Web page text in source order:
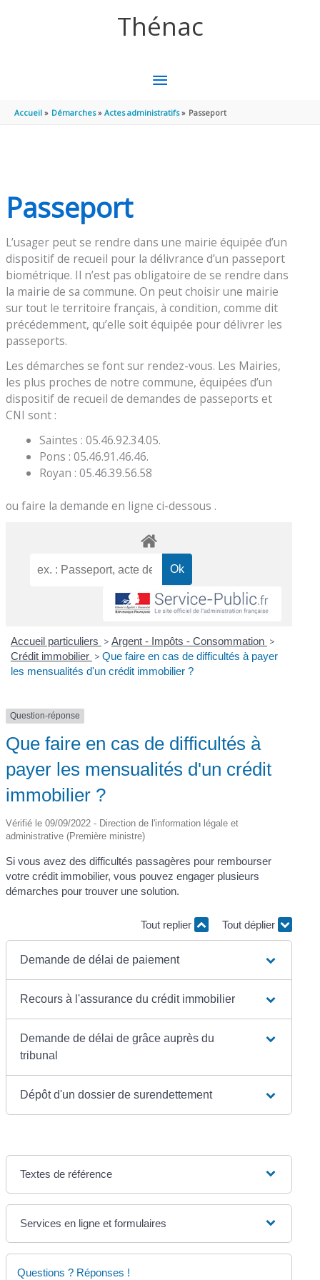
Thénac
MENU
PRINCIPAL
Accueil Démarches Actes administratifs Passeport
Passeport
L’usager peut se rendre dans une mairie équipée d’un
dispositif de recueil pour la délivrance d’un passeport
biométrique. Il n’est pas obligatoire de se rendre dans
la mairie de sa commune. On peut choisir une mairie
sur tout le territoire français, à condition, comme dit
précédemment, qu’elle soit équipée pour délivrer les
passeports.
Les démarches se font sur rendez-vous. Les Mairies,
les plus proches de notre commune, équipées d’un
dispositif de recueil de demandes de passeports et
CNI sont :
Saintes : 05.46.92.34.05.
Pons : 05.46.91.46.46.
Royan : 05.46.39.56.58
ou faire la demande en ligne ci-dessous .
Accueil particuliers > Argent - Impôts - Consommation >
Crédit immobilier > Que faire en cas de difficultés à payer
les mensualités d'un crédit immobilier ?
Question-réponse
Que faire en cas de difficultés à
payer les mensualités d'un crédit
immobilier ?
Vérifié le 09/09/2022 - Direction de l'information légale et
administrative (Première ministre)
Si vous avez des difficultés passagères pour rembourser
votre crédit immobilier, vous pouvez engager plusieurs
démarches pour trouver une solution.
Tout replier Tout déplier
Demande de délai de paiement
Recours à l'assurance du crédit immobilier
Demande de délai de grâce auprès du
tribunal
Dépôt d'un dossier de surendettement
Textes de référence
Services en ligne et formulaires
Questions ? Réponses !